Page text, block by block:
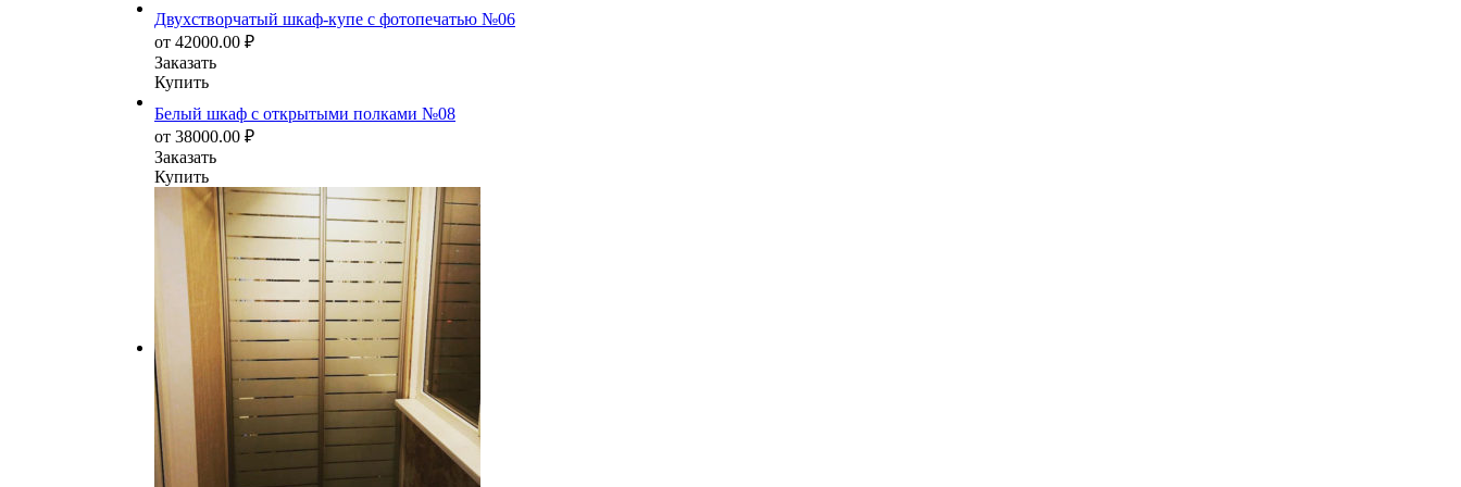
Двухстворчатый шкаф-купе с фотопечатью №06
от 42000.00 ₽
Заказать
Купить
Белый шкаф с открытыми полками №08
от 38000.00 ₽
Заказать
Купить